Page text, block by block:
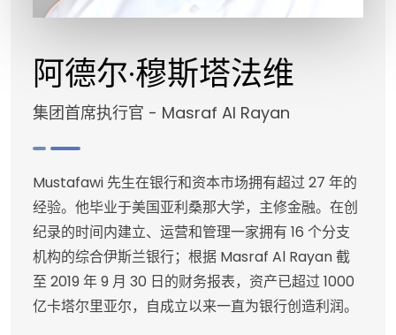
阿德尔·穆斯塔法维
集团首席执行官 - Masraf Al Rayan
Mustafawi 先生在银行和资本市场拥有超过 27 年的
经验。他毕业于美国亚利桑那大学，主修金融。在创
纪录的时间内建立、运营和管理一家拥有 16 个分支
机构的综合伊斯兰银行；根据 Masraf Al Rayan 截
至 2019 年 9 月 30 日的财务报表，资产已超过 1000
亿卡塔尔里亚尔，自成立以来一直为银行创造利润。